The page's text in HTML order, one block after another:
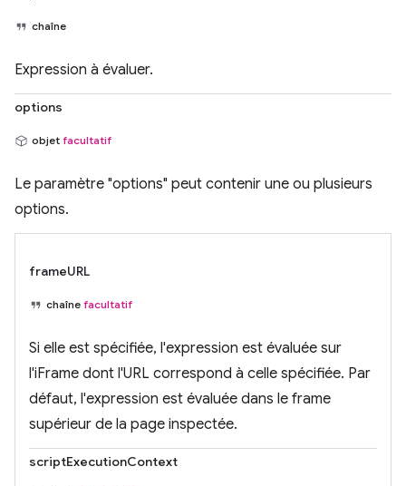
chaîne
Expression à évaluer.
options
objet facultatif
Le paramètre "options" peut contenir une ou plusieurs
options.
frameURL
chaîne facultatif
Si elle est spécifiée, l'expression est évaluée sur
l'iFrame dont l'URL correspond à celle spécifiée. Par
défaut, l'expression est évaluée dans le frame
supérieur de la page inspectée.
scriptExecutionContext